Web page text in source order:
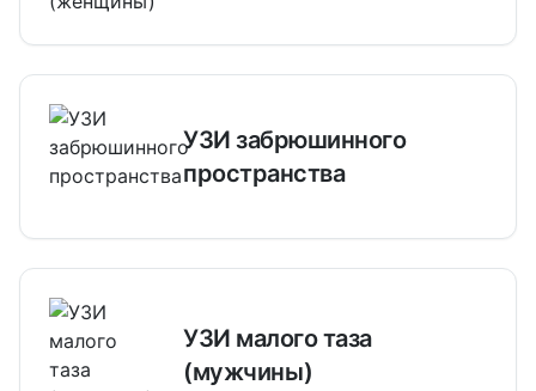
УЗИ забрюшинного
пространства
УЗИ малого таза
(мужчины)